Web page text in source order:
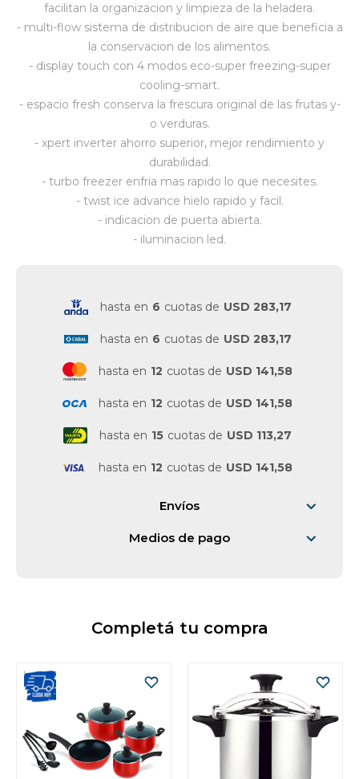
facilitan la organizacion y limpieza de la heladera.
- multi-flow sistema de distribucion de aire que beneficia a
la conservacion de los alimentos.
- display touch con 4 modos eco-super freezing-super
cooling-smart.
- espacio fresh conserva la frescura original de las frutas y-
o verduras.
- xpert inverter ahorro superior, mejor rendimiento y
durabilidad.
- turbo freezer enfria mas rapido lo que necesites.
- twist ice advance hielo rapido y facil.
- indicacion de puerta abierta.
- iluminacion led.
hasta en 6 cuotas de USD 283,17
hasta en 6 cuotas de USD 283,17
hasta en 12 cuotas de USD 141,58
hasta en 12 cuotas de USD 141,58
hasta en 15 cuotas de USD 113,27
hasta en 12 cuotas de USD 141,58
Envíos
Medios de pago
Completá tu compra
Vestimenta y calzado